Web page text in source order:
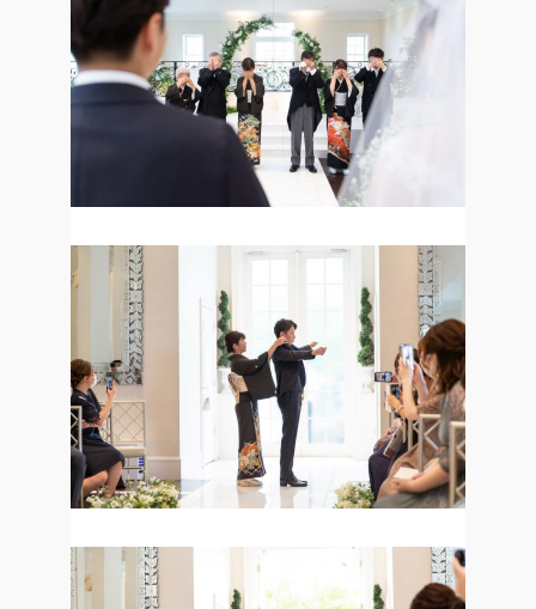
お手伝い
資料請求 お問い合わせ フェア予約